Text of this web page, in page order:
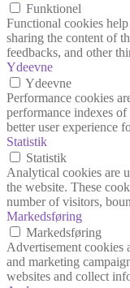
Funktionel
Functional cookies
sharing the content of
feedbacks, and other
Ydeevne
Ydeevne
Performance cookies
performance indexes
better user experience
Statistik
Statistik
Analytical cookies are
the website. These
number of visitors,
Markedsføring
Markedsføring
Advertisement cookies
and marketing
websites and collect